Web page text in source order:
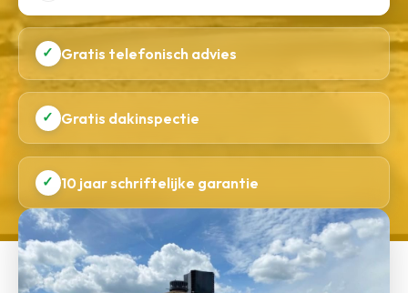
✓ Gratis telefonisch advies
✓ Gratis dakinspectie
✓ 10 jaar schriftelijke garantie